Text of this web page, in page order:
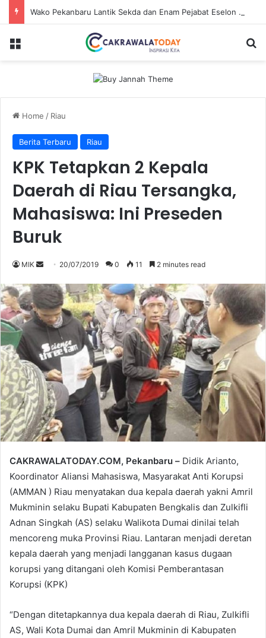
Wako Pekanbaru Lantik Sekda dan Enam Pejabat Eselon Lainnya
Menu
Home / Riau
Berita Terbaru Riau
KPK Tetapkan 2 Kepala
Daerah di Riau Tersangka,
Mahasiswa: Ini Preseden
Buruk
MIK
Send
email
20/07/2019 0 11 2 minutes read
CAKRAWALATODAY.COM, Pekanbaru – Didik Arianto,
Koordinator Aliansi Mahasiswa, Masyarakat Anti Korupsi
(AMMAN ) Riau menyatakan dua kepala daerah yakni Amril
Mukminin selaku Bupati Kabupaten Bengkalis dan Zulkifli
Adnan Singkah (AS) selaku Walikota Dumai dinilai telah
mencoreng muka Provinsi Riau. Lantaran menjadi deretan
kepala daerah yang menjadi langganan kasus dugaan
korupsi yang ditangani oleh Komisi Pemberantasan
Korupsi (KPK)
“Dengan ditetapkannya dua kepala daerah di Riau, Zulkifli
AS, Wali Kota Dumai dan Amril Mukminin di Kabupaten